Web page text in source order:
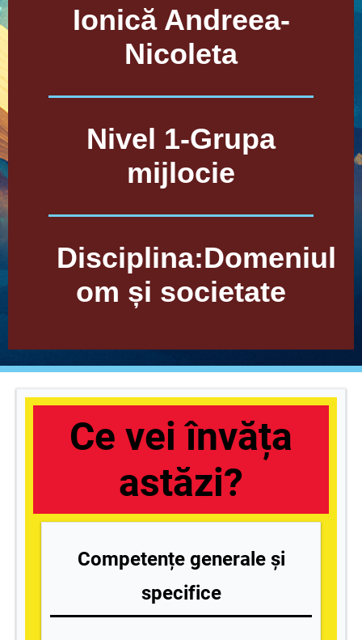
Ionică Andreea-
Nicoleta
Nivel 1-Grupa
mijlocie
Disciplina:Domeniul
om și societate
Ce vei învăța
astăzi?
Competențe generale și
specifice